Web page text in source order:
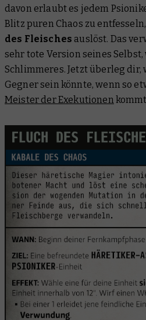
davon erlaubt es jedem
Blitz puren Chaos zu
des Fleisches auslöst. Das
sehr tote Version seines
Schlimmeres. Jetzt überleg dir,
Gegner sein könnte, wenn so
Meister der Exekutionen